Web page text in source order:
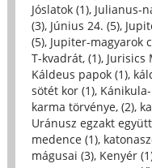
Jóslatok (1), Julianus-
(3), Június 24. (5),
(5), Jupiter-magyarok
T-kvadrát, (1), Jurisics
Káldeus papok (1),
sötét kor (1),
karma törvénye, (2),
Uránusz egzakt
medence (1),
mágusai (3), Kenyér